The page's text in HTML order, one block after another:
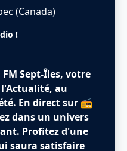
(Canada)
!
FM Sept-Îles, votre
au
En direct sur 📻
dans un univers
Profitez d'une
saura satisfaire